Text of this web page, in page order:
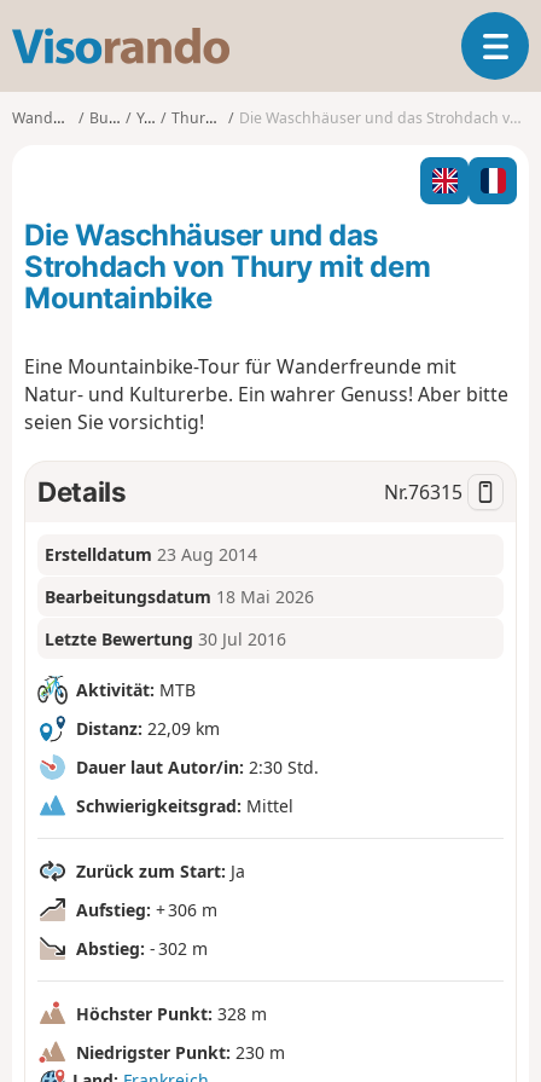
s
o
o
T
o
l
n
i
Wanderungen Burgund Yonne Thury (Yonne) Die Waschhäuser und das Strohdach von Thury mit dem Mountainbike
Die Waschhäuser und das
Strohdach von Thury mit dem
Mountainbike
Eine Mountainbike-Tour für Wanderfreunde mit
Natur- und Kulturerbe. Ein wahrer Genuss! Aber bitte
seien Sie vorsichtig!
Details Nr.76315
Erstelldatum 23 Aug 2014
Bearbeitungsdatum 18 Mai 2026
Letzte Bewertung 30 Jul 2016
Aktivität: MTB
Distanz: 22,09 km
Dauer laut Autor/in: 2:30 Std.
Schwierigkeitsgrad: Mittel
Zurück zum Start: Ja
Aufstieg: + 306 m
Abstieg: - 302 m
Höchster Punkt: 328 m
Niedrigster Punkt: 230 m